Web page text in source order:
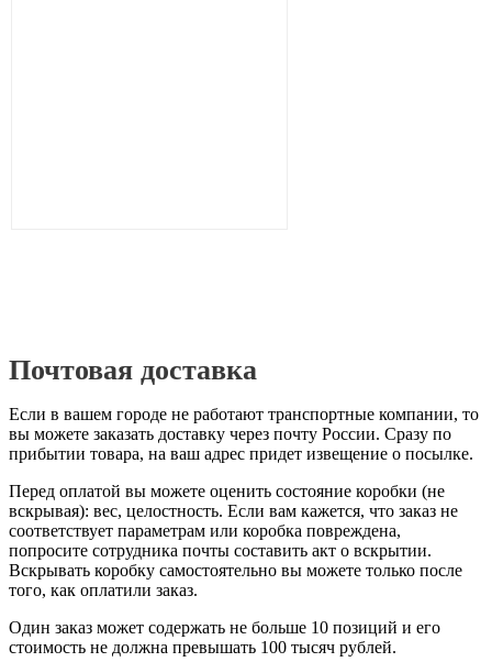
Почтовая доставка
Если в вашем городе не работают транспортные компании, то
вы можете заказать доставку через почту России. Сразу по
прибытии товара, на ваш адрес придет извещение о посылке.
Перед оплатой вы можете оценить состояние коробки (не
вскрывая): вес, целостность. Если вам кажется, что заказ не
соответствует параметрам или коробка повреждена,
попросите сотрудника почты составить акт о вскрытии.
Вскрывать коробку самостоятельно вы можете только после
того, как оплатили заказ.
Один заказ может содержать не больше 10 позиций и его
стоимость не должна превышать 100 тысяч рублей.